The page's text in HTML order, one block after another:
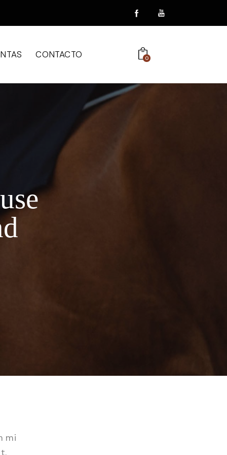
CONTACTO 0
mi